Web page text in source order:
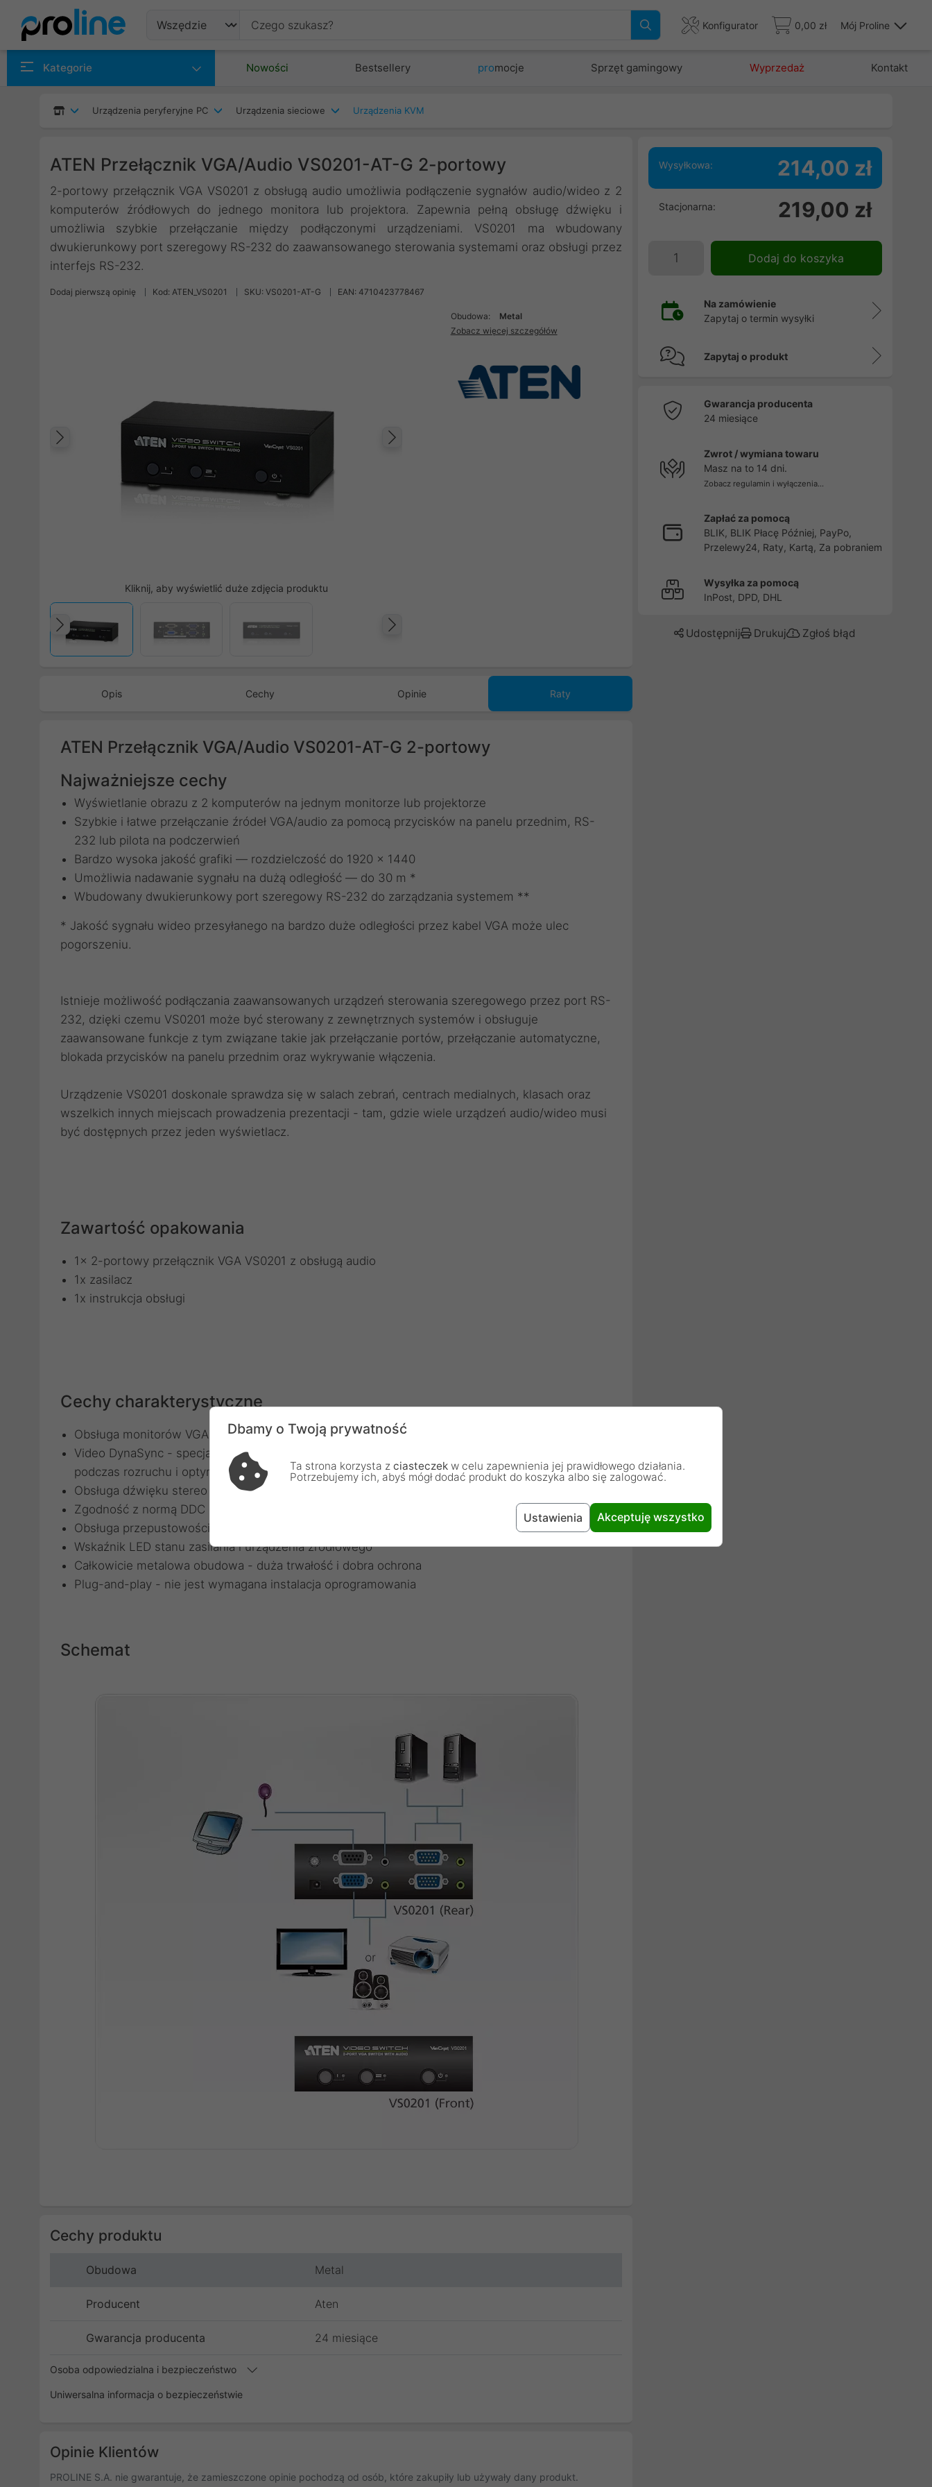
Konfigurator 0,00 zł Mój Proline
Kategorie Nowości Bestsellery promocje Sprzęt gamingowy Wyprzedaż Kontakt
Urządzenia peryferyjne PC Urządzenia sieciowe Urządzenia KVM
ATEN Przełącznik VGA/Audio VS0201-AT-G 2-portowy
2-portowy przełącznik VGA VS0201 z obsługą audio umożliwia podłączenie sygnałów audio/wideo z 2
komputerów źródłowych do jednego monitora lub projektora. Zapewnia pełną obsługę dźwięku i
umożliwia szybkie przełączanie między podłączonymi urządzeniami. VS0201 ma wbudowany
dwukierunkowy port szeregowy RS-232 do zaawansowanego sterowania systemami oraz obsługi przez
interfejs RS-232.
Dodaj pierwszą opinię Kod: ATEN_VS0201 SKU: VS0201-AT-G EAN: 4710423778467
Poprzedni
Kliknij, aby wyświetlić duże zdjęcia produktu
Poprzedni
Obudowa:
Metal
Zobacz więcej szczegółów
Opis Cechy Opinie Raty
ATEN Przełącznik VGA/Audio VS0201-AT-G 2-portowy
Najważniejsze cechy
Wyświetlanie obrazu z 2 komputerów na jednym monitorze lub projektorze
Szybkie i łatwe przełączanie źródeł VGA/audio za pomocą przycisków na panelu przednim, RS-
232 lub pilota na podczerwień
Bardzo wysoka jakość grafiki — rozdzielczość do 1920 x 1440
Umożliwia nadawanie sygnału na dużą odległość — do 30 m *
Wbudowany dwukierunkowy port szeregowy RS-232 do zarządzania systemem **
* Jakość sygnału wideo przesyłanego na bardzo duże odległości przez kabel VGA może ulec
pogorszeniu.
Istnieje możliwość podłączania zaawansowanych urządzeń sterowania szeregowego przez port RS-
232, dzięki czemu VS0201 może być sterowany z zewnętrznych systemów i obsługuje
zaawansowane funkcje z tym związane takie jak przełączanie portów, przełączanie automatyczne,
blokada przycisków na panelu przednim oraz wykrywanie włączenia.
Urządzenie VS0201 doskonale sprawdza się w salach zebrań, centrach medialnych, klasach oraz
wszelkich innych miejscach prowadzenia prezentacji - tam, gdzie wiele urządzeń audio/wideo musi
być dostępnych przez jeden wyświetlacz.
Zawartość opakowania
1x 2-portowy przełącznik VGA VS0201 z obsługą audio
1x zasilacz
1x instrukcja obsługi
Cechy charakterystyczne
Obsługa monitorów VGA, SVGA, UXGA, WUXGA oraz Multisync
Video DynaSync - specjalna technologia ATEN, która eliminuje problemy z wyświetlaniem
podczas rozruchu i optymalizuje rozdzielczość podczas przełączania między portami
Obsługa dźwięku stereo
Zgodność z normą DDC
Obsługa przepustowości do 300 MHz - optymalna jakość obrazu
Wskaźnik LED stanu zasilania i urządzenia źródłowego
Całkowicie metalowa obudowa - duża trwałość i dobra ochrona
Plug-and-play - nie jest wymagana instalacja oprogramowania
Schemat
Cechy produktu
Obudowa Metal
Producent Aten
Gwarancja producenta 24 miesiące
Osoba odpowiedzialna i bezpieczeństwo
Uniwersalna informacja o bezpieczeństwie
Opinie Klientów
PROLINE S.A. nie gwarantuje, że zamieszczone opinie pochodzą od osób, które zakupiły lub używały dany produkt.
Wysyłkowa: 214,00 zł
Stacjonarna: 219,00 zł
Dodaj do koszyka
Na zamówienie
Zapytaj o termin wysyłki
Zapytaj o produkt
Gwarancja producenta
24 miesiące
Zwrot / wymiana towaru
Masz na to 14 dni.
Zobacz regulamin i wyłączenia...
Zapłać za pomocą
BLIK, BLIK Płacę Później, PayPo,
Przelewy24, Raty, Kartą, Za pobraniem
Wysyłka za pomocą
InPost, DPD, DHL
Udostępnij Drukuj Zgłoś błąd
Dbamy o Twoją prywatność
Ta strona korzysta z ciasteczek w celu zapewnienia jej prawidłowego działania.
Potrzebujemy ich, abyś mógł dodać produkt do koszyka albo się zalogować.
Ustawienia Akceptuję wszystko